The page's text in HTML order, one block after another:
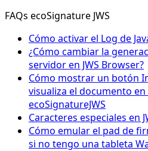
FAQs ecoSignature JWS
Cómo activar el Log de
¿Cómo cambiar la
servidor en JWS Browser?
Cómo mostrar un botón
visualiza el documento
ecoSignatureJWS
Caracteres especiales en
Cómo emular el pad de
si no tengo una tableta